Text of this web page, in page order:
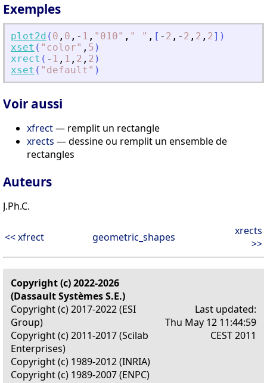
Exemples
plot2d ( 0 , 0 , - 1 , " 010" , " " , [ - 2 , - 2 , 2 , 2] )
xset ( " color" , 5 )
xrect ( - 1 , 1 , 2 , 2 )
xset ( " default " )
Voir aussi
xfrect— remplit un rectangle
xrects — dessine ou remplit un ensemble de
rectangles
Auteurs
J.Ph.C.
<< xfrect geometric_shapes
xrects
>>
Copyright (c) 2022-2026
(Dassault Systèmes S.E.)
Copyright (c) 2017-2022 (ESI
Group)
Copyright (c) 2011-2017 (Scilab
Enterprises)
Copyright (c) 1989-2012 (INRIA)
Copyright (c) 1989-2007 (ENPC)
Last updated:
Thu May 12 11:44:59
CEST 2011